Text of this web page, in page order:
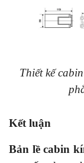
Thiết kế
Kết luận
Bản lề cabin